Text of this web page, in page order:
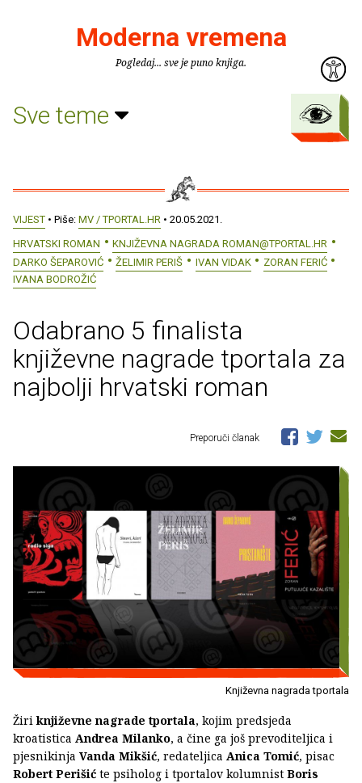
Moderna vremena
Pogledaj... sve je puno knjiga.
Sve teme
VIJEST • Piše: MV / TPORTAL.HR • 20.05.2021.
HRVATSKI ROMAN
KNJIŽEVNA NAGRADA ROMAN@TPORTAL.HR
DARKO ŠEPAROVIĆ
ŽELIMIR PERIŠ IVAN VIDAK
ZORAN FERIĆ
IVANA BODROŽIĆ
Odabrano 5 finalista
književne nagrade tportala za
najbolji hrvatski roman
Preporuči članak
Književna nagrada tportala
Žiriknjiževne nagrade tportala, kojim predsjeda
kroatistica Andrea Milanko, a čine ga još prevoditeljica i
pjesnikinja Vanda Mikšić, redateljica Anica Tomić, pisac
Robert Perišić te psiholog i tportalov kolumnist Boris